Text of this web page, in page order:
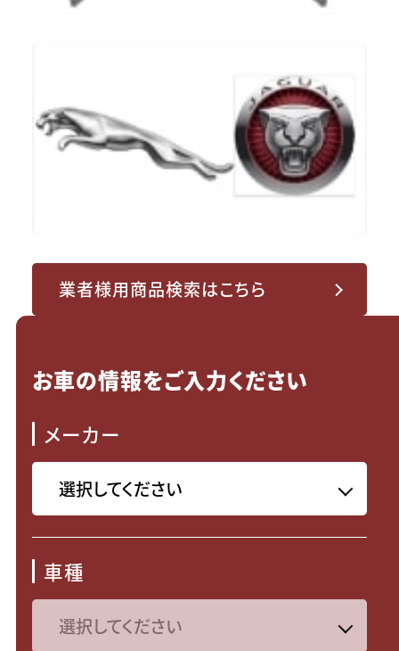
業者様用商品検索はこちら
お車の情報をご入力ください
メーカー
車種